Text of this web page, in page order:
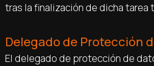
tras la finalización de dicha tarea
Delegado de Protección
El delegado de protección de